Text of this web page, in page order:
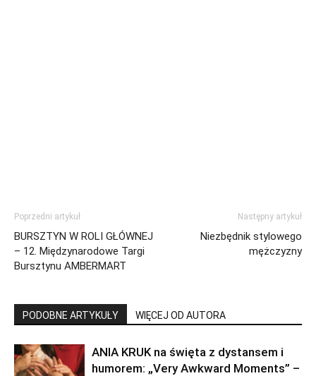
Poprzedni artykuł
BURSZTYN W ROLI GŁÓWNEJ
– 12. Międzynarodowe Targi
Bursztynu AMBERMART
Następny artykuł
Niezbędnik stylowego
mężczyzny
PODOBNE ARTYKUŁY WIĘCEJ OD AUTORA
ANIA KRUK na święta z dystansem i
humorem: „Very Awkward Moments” –